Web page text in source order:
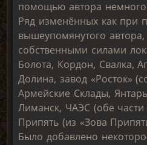
помощью автора немного
Ряд изменённых как при
вышеупомянутого
собственными силами
Болота, Кордон, Свалка,
Долина, завод «Росток»
Армейские Склады,
Лиманск, ЧАЭС (обе
Припять (из «Зова
Было добавлено